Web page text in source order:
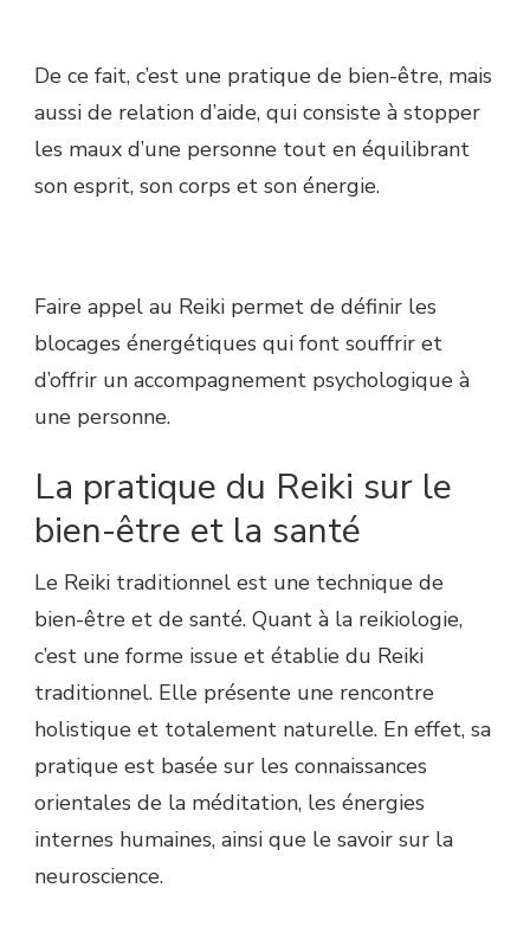
De ce fait, c’est une pratique de bien-être, mais
aussi de relation d’aide, qui consiste à stopper
les maux d’une personne tout en équilibrant
son esprit, son corps et son énergie.
Faire appel au Reiki permet de définir les
blocages énergétiques qui font souffrir et
d’offrir un accompagnement psychologique à
une personne.
La pratique du Reiki sur le
bien-être et la santé
Le Reiki traditionnel est une technique de
bien-être et de santé. Quant à la reikiologie,
c’est une forme issue et établie du Reiki
traditionnel. Elle présente une rencontre
holistique et totalement naturelle. En effet, sa
pratique est basée sur les connaissances
orientales de la méditation, les énergies
internes humaines, ainsi que le savoir sur la
neuroscience.